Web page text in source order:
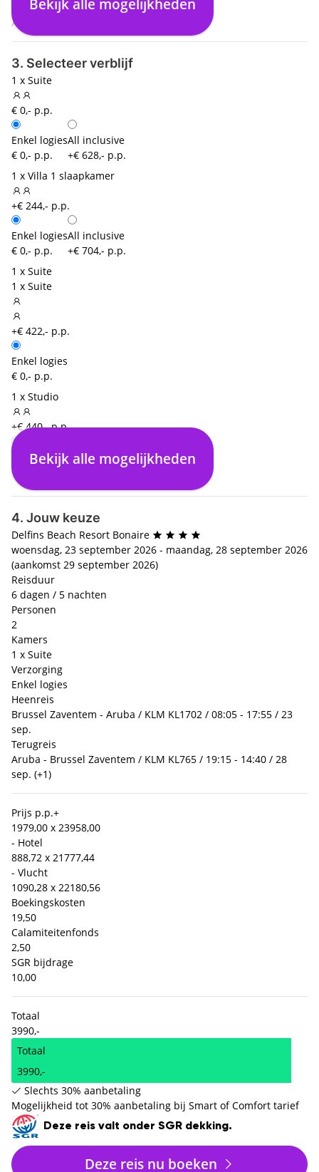
14:24
Amsterdam (AMS)
Bekijk alle mogelijkheden
3. Selecteer verblijf
1 x Suite
€ 0,- p.p.
Enkel logies
€ 0,- p.p.
All inclusive
+€ 628,- p.p.
1 x Villa 1 slaapkamer
+€ 244,- p.p.
Enkel logies
€ 0,- p.p.
All inclusive
+€ 704,- p.p.
1 x Suite
1 x Suite
+€ 422,- p.p.
Enkel logies
€ 0,- p.p.
1 x Studio
+€ 440,- p.p.
Enkel logies
€ 0,- p.p.
All inclusive
+€ 686,- p.p.
Bekijk alle mogelijkheden
4. Jouw keuze
Delfins Beach Resort Bonaire
woensdag, 23 september 2026 - maandag, 28 september 2026
(aankomst 29 september 2026)
Reisduur
6 dagen / 5 nachten
Personen
2
Kamers
1 x Suite
Verzorging
Enkel logies
Heenreis
Brussel Zaventem - Aruba / KLM KL1702 / 08:05 - 17:55 / 23
sep.
Terugreis
Aruba - Brussel Zaventem / KLM KL765 / 19:15 - 14:40 / 28
sep. (+1)
Prijs p.p.+
1979,00 x 23958,00
- Hotel
888,72 x 21777,44
- Vlucht
1090,28 x 22180,56
Boekingskosten
19,50
Calamiteitenfonds
2,50
SGR bijdrage
10,00
Totaal
3990,-
Totaal
3990,-
Slechts 30% aanbetaling
Mogelijkheid tot 30% aanbetaling bij Smart of Comfort tarief
Deze reis valt onder SGR dekking.
Deze reis nu boeken